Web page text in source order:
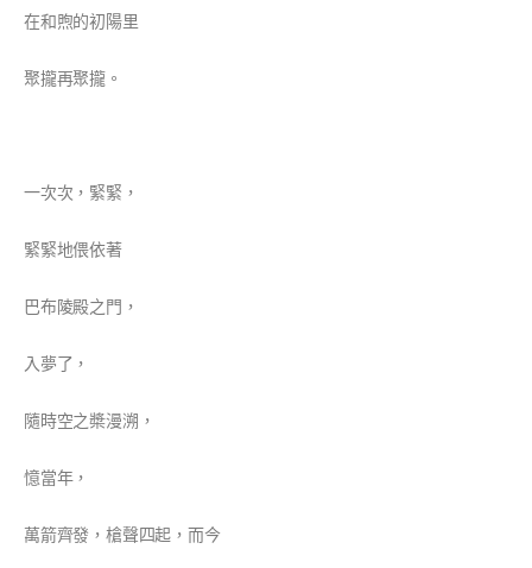
在和煦的初陽里
聚攏再聚攏。
一次次，緊緊，
緊緊地偎依著
巴布陵殿之門，
入夢了，
隨時空之槳漫溯，
憶當年，
萬箭齊發，槍聲四起，而今